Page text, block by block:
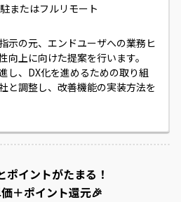
またはフルリモート
示の元、エンドユーザへの業務ヒ
向上に向けた提案を行います。
し、DX化を進めるための取り組
と調整し、改善機能の実装方法を
らエクかレーションされる技術的
回答を行い、これらに伴うマニュ
す。
ポイントがたまる！
＋ポイント還元🎉